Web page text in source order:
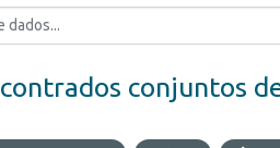
conjuntos